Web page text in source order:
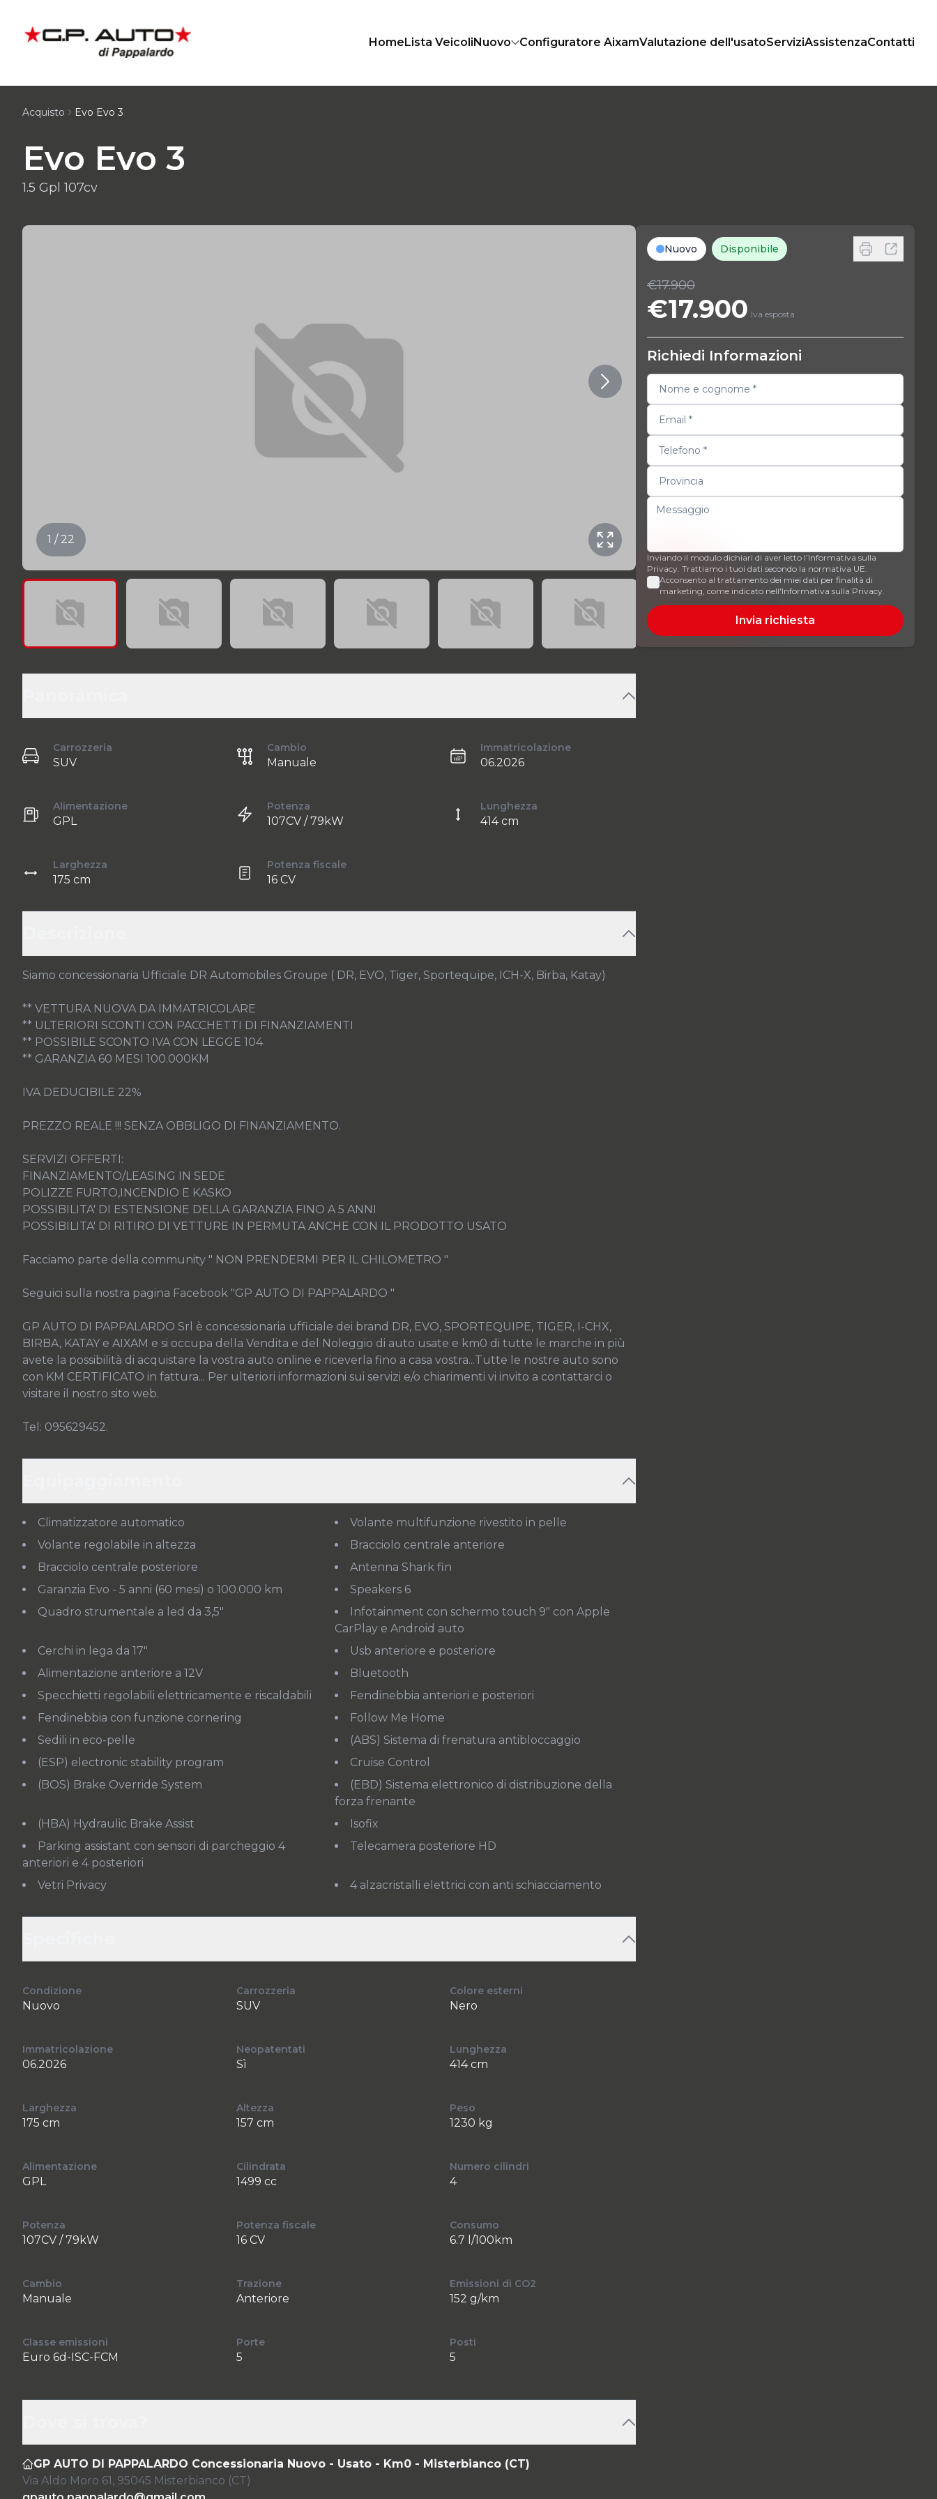
HomeLista VeicoliNuovo Configuratore AixamValutazione dell'usatoServiziAssistenzaContatti
Acquisto Evo Evo 3
Evo Evo 3
1.5 Gpl 107cv
1 / 22
Carrozzeria
SUV
Cambio
Manuale
Immatricolazione
06.2026
Alimentazione
GPL
Potenza
107CV / 79kW
Lunghezza
414 cm
Larghezza
175 cm
Potenza fiscale
16 CV
Siamo concessionaria Ufficiale DR Automobiles Groupe ( DR, EVO, Tiger, Sportequipe, ICH-X, Birba, Katay)
** VETTURA NUOVA DA IMMATRICOLARE
** ULTERIORI SCONTI CON PACCHETTI DI FINANZIAMENTI
** POSSIBILE SCONTO IVA CON LEGGE 104
** GARANZIA 60 MESI 100.000KM
IVA DEDUCIBILE 22%
PREZZO REALE !!! SENZA OBBLIGO DI FINANZIAMENTO.
SERVIZI OFFERTI:
FINANZIAMENTO/LEASING IN SEDE
POLIZZE FURTO,INCENDIO E KASKO
POSSIBILITA' DI ESTENSIONE DELLA GARANZIA FINO A 5 ANNI
POSSIBILITA' DI RITIRO DI VETTURE IN PERMUTA ANCHE CON IL PRODOTTO USATO
Facciamo parte della community " NON PRENDERMI PER IL CHILOMETRO "
Seguici sulla nostra pagina Facebook "GP AUTO DI PAPPALARDO "
GP AUTO DI PAPPALARDO Srl è concessionaria ufficiale dei brand DR, EVO, SPORTEQUIPE, TIGER, I-CHX,
BIRBA, KATAY e AIXAM e si occupa della Vendita e del Noleggio di auto usate e km0 di tutte le marche in più
avete la possibilità di acquistare la vostra auto online e riceverla fino a casa vostra...Tutte le nostre auto sono
con KM CERTIFICATO in fattura... Per ulteriori informazioni sui servizi e/o chiarimenti vi invito a contattarci o
visitare il nostro sito web.
Tel: 095629452.
Climatizzatore automatico
Volante multifunzione rivestito in pelle
Volante regolabile in altezza
Bracciolo centrale anteriore
Bracciolo centrale posteriore
Antenna Shark fin
Garanzia Evo - 5 anni (60 mesi) o 100.000 km
Speakers 6
Quadro strumentale a led da 3,5"
Infotainment con schermo touch 9" con Apple
CarPlay e Android auto
Cerchi in lega da 17"
Usb anteriore e posteriore
Alimentazione anteriore a 12V
Bluetooth
Specchietti regolabili elettricamente e riscaldabili
Fendinebbia anteriori e posteriori
Fendinebbia con funzione cornering
Follow Me Home
Sedili in eco-pelle
(ABS) Sistema di frenatura antibloccaggio
(ESP) electronic stability program
Cruise Control
(BOS) Brake Override System
(EBD) Sistema elettronico di distribuzione della
forza frenante
(HBA) Hydraulic Brake Assist
Isofix
Parking assistant con sensori di parcheggio 4
anteriori e 4 posteriori
Telecamera posteriore HD
Vetri Privacy 4 alzacristalli elettrici con anti schiacciamento
Condizione
Nuovo
Carrozzeria
SUV
Colore esterni
Nero
Immatricolazione
06.2026
Neopatentati
Sì
Lunghezza
414 cm
Larghezza
175 cm
Altezza
157 cm
Peso
1230 kg
Alimentazione
GPL
Cilindrata
1499 cc
Numero cilindri
4
Potenza
107CV / 79kW
Potenza fiscale
16 CV
Consumo
6.7 l/100km
Cambio
Manuale
Trazione
Anteriore
Emissioni di CO2
152 g/km
Classe emissioni
Euro 6d-ISC-FCM
Porte
5
Posti
5
GP AUTO DI PAPPALARDO Concessionaria Nuovo - Usato - Km0 - Misterbianco (CT)
Via Aldo Moro 61, 95045 Misterbianco (CT)
Nuovo Disponibile
€17.900
€17.900 Iva esposta
Richiedi Informazioni
Inviando il modulo dichiari di aver letto l’Informativa sulla
Privacy. Trattiamo i tuoi dati secondo la normativa UE.
Acconsento al trattamento dei miei dati per finalità di
marketing, come indicato nell'Informativa sulla Privacy.
Invia richiesta